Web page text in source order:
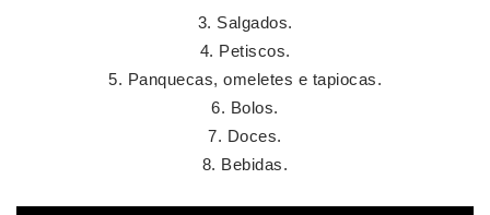
Salgados.
Petiscos.
Panquecas, omeletes e tapiocas.
Bolos.
Doces.
Bebidas.